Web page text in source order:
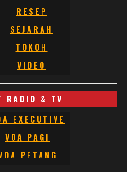
RESEP
SEJARAH
TOKOH
VIDEO
RADIO & TV
EXECUTIVE
VOA PAGI
PETANG